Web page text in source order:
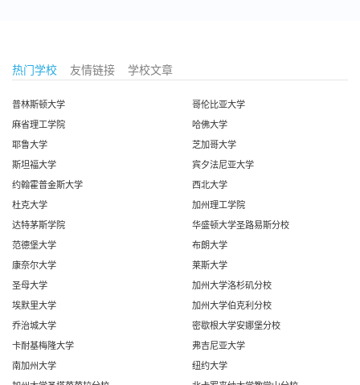
热门学校 友情链接 学校文章
普林斯顿大学
哥伦比亚大学
麻省理工学院
哈佛大学
耶鲁大学
芝加哥大学
斯坦福大学
宾夕法尼亚大学
约翰霍普金斯大学
西北大学
杜克大学
加州理工学院
达特茅斯学院
华盛顿大学圣路易斯分校
范德堡大学
布朗大学
康奈尔大学
莱斯大学
圣母大学
加州大学洛杉矶分校
埃默里大学
加州大学伯克利分校
乔治城大学
密歇根大学安娜堡分校
卡耐基梅隆大学
弗吉尼亚大学
南加州大学
纽约大学